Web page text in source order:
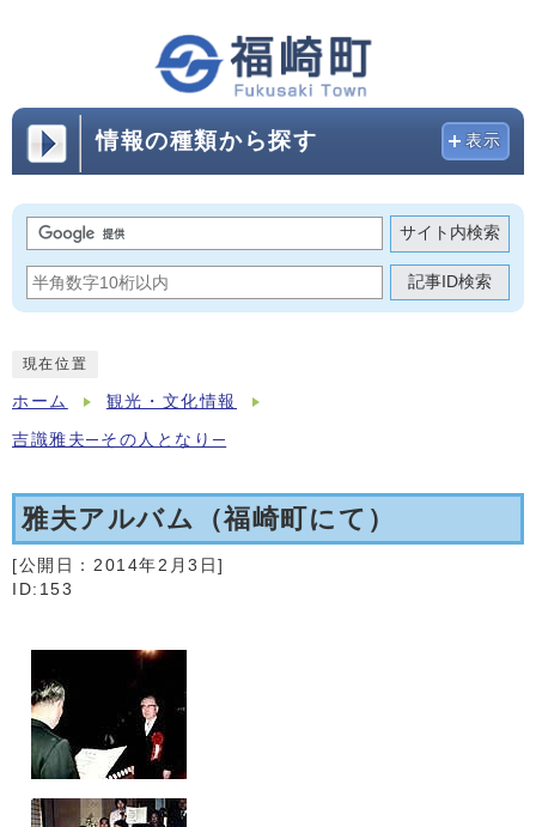
情報の種類から探す 表示
サイト内検索
記事ID検索
現在位置
ホーム 観光・文化情報
吉識雅夫─その人となり─
雅夫アルバム（福崎町にて）
[公開日： 2014年2月3日]
ID:153